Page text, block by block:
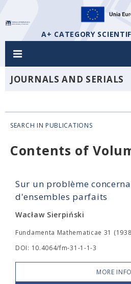
A+ CATEGORY
JOURNALS AND SERIALS
SEARCH IN PUBLICATIONS
Contents of
Sur un problème
d'ensembles parfaits
Wacław Sierpiński
Fundamenta Mathematicae 31
DOI: 10.4064/fm-31-1-1-3
MORE INFO